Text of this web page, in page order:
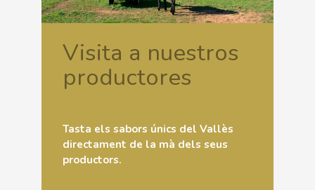
Visita a nuestros
productores
Tasta els sabors únics del Vallès
directament de la mà dels seus
productors.